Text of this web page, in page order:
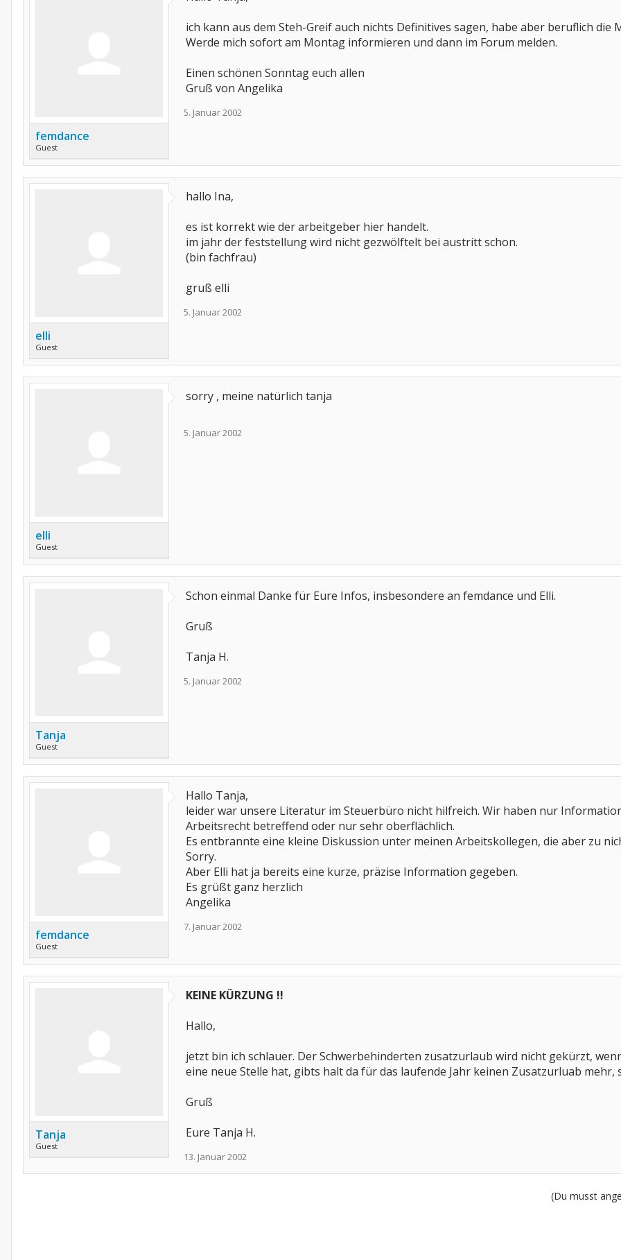
femdance
Guest
ich kann aus dem Steh-Greif auch nichts Definitives sagen, habe aber beruflich
Werde mich sofort am Montag informieren und dann im Forum melden.
Einen schönen Sonntag euch allen
Gruß von Angelika
5. Januar 2002
elli
Guest
hallo Ina,
es ist korrekt wie der arbeitgeber hier handelt.
im jahr der feststellung wird nicht gezwölftelt bei austritt schon.
(bin fachfrau)
gruß elli
5. Januar 2002
elli
Guest
sorry , meine natürlich tanja
5. Januar 2002
Tanja
Guest
Schon einmal Danke für Eure Infos, insbesondere an femdance und Elli.
Gruß
Tanja H.
5. Januar 2002
femdance
Guest
Hallo Tanja,
leider war unsere Literatur im Steuerbüro nicht hilfreich. Wir haben nur
Arbeitsrecht betreffend oder nur sehr oberflächlich.
Es entbrannte eine kleine Diskussion unter meinen Arbeitskollegen, die aber zu
Sorry.
Aber Elli hat ja bereits eine kurze, präzise Information gegeben.
Es grüßt ganz herzlich
Angelika
7. Januar 2002
Tanja
Guest
KEINE KÜRZUNG !!
Hallo,
jetzt bin ich schlauer. Der Schwerbehinderten zusatzurlaub wird nicht gekürzt,
eine neue Stelle hat, gibts halt da für das laufende Jahr keinen Zusatzurluab mehr,
Gruß
Eure Tanja H.
13. Januar 2002
(Du musst